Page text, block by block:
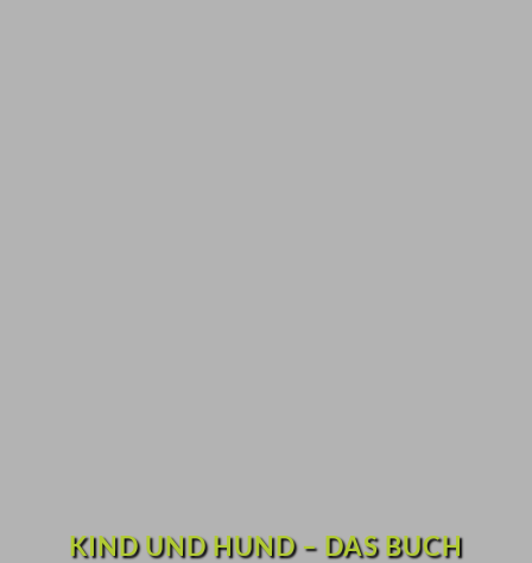
KIND UND HUND – DAS BUCH